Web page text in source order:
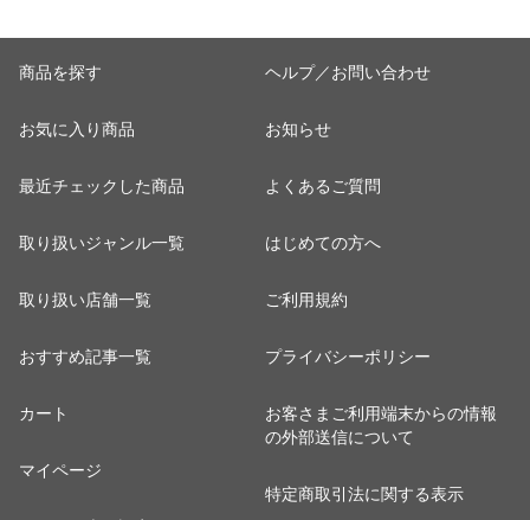
商品を探す
お気に入り商品
最近チェックした商品
取り扱いジャンル一覧
取り扱い店舗一覧
おすすめ記事一覧
カート
マイページ
ヘルプ／お問い合わせ
お知らせ
よくあるご質問
はじめての方へ
ご利用規約
プライバシーポリシー
お客さまご利用端末からの情報
の外部送信について
特定商取引法に関する表示